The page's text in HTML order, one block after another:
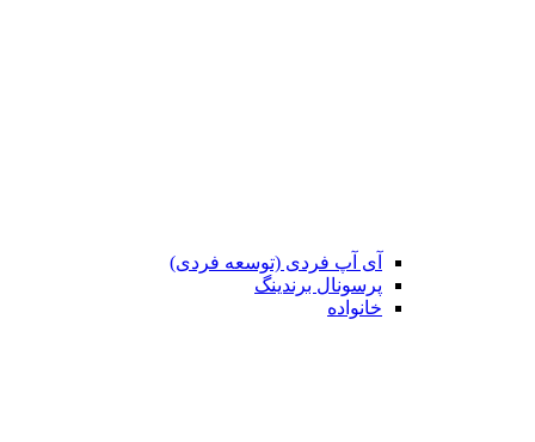
آی آپ فردی (توسعه فردی)
پرسونال برندینگ
خانواده